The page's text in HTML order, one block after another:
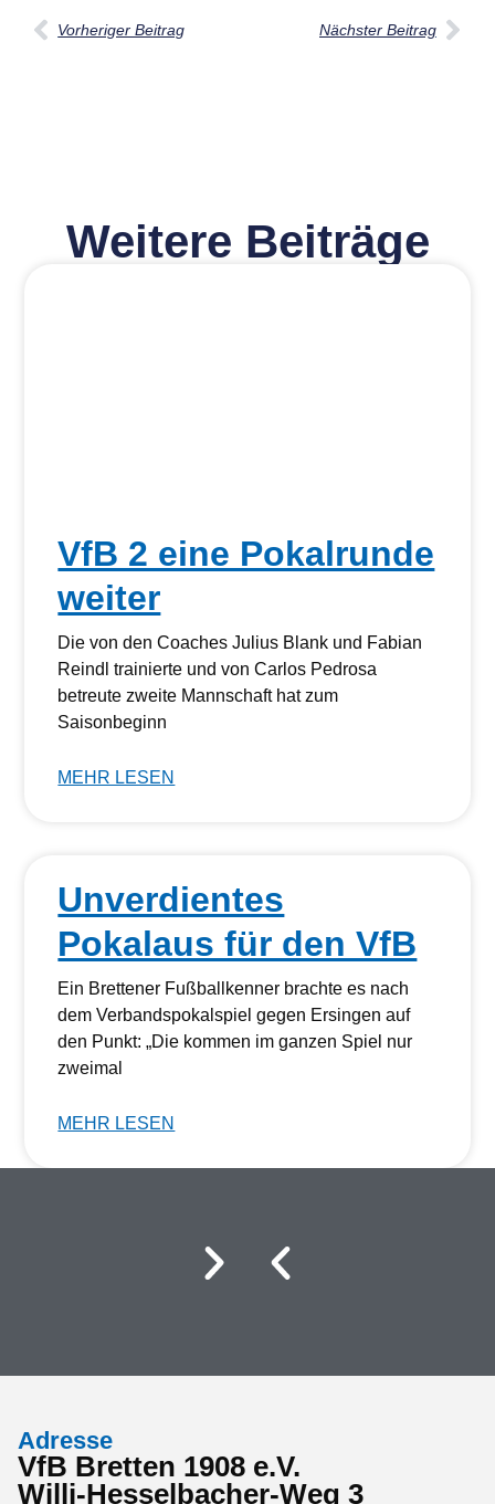
Vorheriger Beitrag Nächster Beitrag
Weitere Beiträge
VfB 2 eine Pokalrunde
weiter
Die von den Coaches Julius Blank und Fabian
Reindl trainierte und von Carlos Pedrosa
betreute zweite Mannschaft hat zum
Saisonbeginn
MEHR LESEN
Unverdientes
Pokalaus für den VfB
Ein Brettener Fußballkenner brachte es nach
dem Verbandspokalspiel gegen Ersingen auf
den Punkt: „Die kommen im ganzen Spiel nur
zweimal
MEHR LESEN
Adresse
VfB Bretten 1908 e.V.
Willi-Hesselbacher-Weg 3